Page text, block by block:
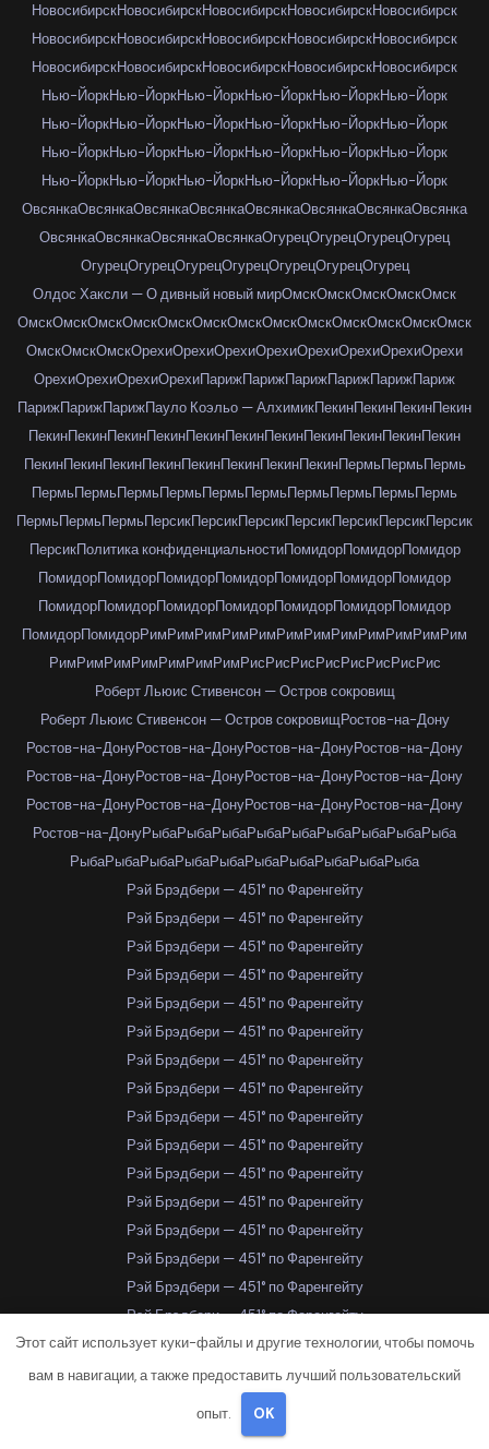
НовосибирскНовосибирскНовосибирскНовосибирскНовосибирск
НовосибирскНовосибирскНовосибирскНовосибирскНовосибирск
НовосибирскНовосибирскНовосибирскНовосибирскНовосибирск
Нью-ЙоркНью-ЙоркНью-ЙоркНью-ЙоркНью-ЙоркНью-Йорк
Нью-ЙоркНью-ЙоркНью-ЙоркНью-ЙоркНью-ЙоркНью-Йорк
Нью-ЙоркНью-ЙоркНью-ЙоркНью-ЙоркНью-ЙоркНью-Йорк
Нью-ЙоркНью-ЙоркНью-ЙоркНью-ЙоркНью-ЙоркНью-Йорк
ОвсянкаОвсянкаОвсянкаОвсянкаОвсянкаОвсянкаОвсянкаОвсянка
ОвсянкаОвсянкаОвсянкаОвсянкаОгурецОгурецОгурецОгурец
ОгурецОгурецОгурецОгурецОгурецОгурецОгурец
Олдос Хаксли — О дивный новый мирОмскОмскОмскОмскОмск
ОмскОмскОмскОмскОмскОмскОмскОмскОмскОмскОмскОмскОмск
ОмскОмскОмскОрехиОрехиОрехиОрехиОрехиОрехиОрехиОрехи
ОрехиОрехиОрехиОрехиПарижПарижПарижПарижПарижПариж
ПарижПарижПарижПауло Коэльо — АлхимикПекинПекинПекинПекин
ПекинПекинПекинПекинПекинПекинПекинПекинПекинПекинПекин
ПекинПекинПекинПекинПекинПекинПекинПекинПермьПермьПермь
ПермьПермьПермьПермьПермьПермьПермьПермьПермьПермь
ПермьПермьПермьПерсикПерсикПерсикПерсикПерсикПерсикПерсик
ПерсикПолитика конфиденциальностиПомидорПомидорПомидор
ПомидорПомидорПомидорПомидорПомидорПомидорПомидор
ПомидорПомидорПомидорПомидорПомидорПомидорПомидор
ПомидорПомидорРимРимРимРимРимРимРимРимРимРимРимРим
РимРимРимРимРимРимРимРисРисРисРисРисРисРисРис
Роберт Льюис Стивенсон — Остров сокровищ
Роберт Льюис Стивенсон — Остров сокровищРостов-на-Дону
Ростов-на-ДонуРостов-на-ДонуРостов-на-ДонуРостов-на-Дону
Ростов-на-ДонуРостов-на-ДонуРостов-на-ДонуРостов-на-Дону
Ростов-на-ДонуРостов-на-ДонуРостов-на-ДонуРостов-на-Дону
Ростов-на-ДонуРыбаРыбаРыбаРыбаРыбаРыбаРыбаРыбаРыба
РыбаРыбаРыбаРыбаРыбаРыбаРыбаРыбаРыбаРыба
Рэй Брэдбери — 451° по Фаренгейту
Рэй Брэдбери — 451° по Фаренгейту
Рэй Брэдбери — 451° по Фаренгейту
Рэй Брэдбери — 451° по Фаренгейту
Рэй Брэдбери — 451° по Фаренгейту
Рэй Брэдбери — 451° по Фаренгейту
Рэй Брэдбери — 451° по Фаренгейту
Рэй Брэдбери — 451° по Фаренгейту
Рэй Брэдбери — 451° по Фаренгейту
Рэй Брэдбери — 451° по Фаренгейту
Рэй Брэдбери — 451° по Фаренгейту
Рэй Брэдбери — 451° по Фаренгейту
Рэй Брэдбери — 451° по Фаренгейту
Рэй Брэдбери — 451° по Фаренгейту
Рэй Брэдбери — 451° по Фаренгейту
Рэй Брэдбери — 451° по Фаренгейту
Рэй Брэдбери — 451° по Фаренгейту
Рэй Брэдбери — 451° по Фаренгейту
Рэй Брэдбери — 451° по Фаренгейту
Рэй Брэдбери — 451° по Фаренгейту
Этот сайт использует куки-файлы и другие технологии, чтобы помочь
вам в навигации, а также предоставить лучший пользовательский
опыт. OK